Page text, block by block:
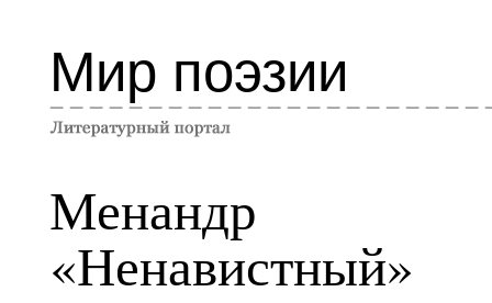
Мир поэзии
Менандр
«Ненавистный»